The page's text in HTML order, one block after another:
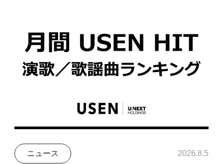
ニュース 2026.8.5